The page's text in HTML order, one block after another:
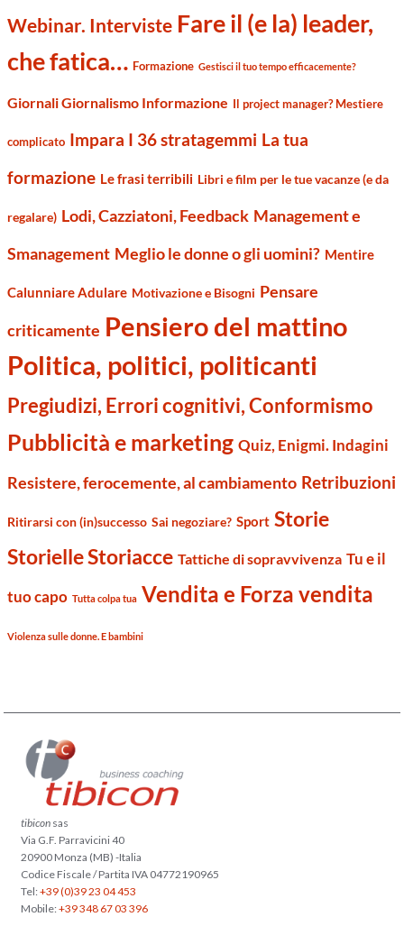
Webinar. Interviste Fare il (e la) leader,
che fatica… Formazione Gestisci il tuo tempo efficacemente?
Giornali Giornalismo Informazione Il project manager? Mestiere
complicato Impara I 36 stratagemmi La tua
formazione Le frasi terribili Libri e film per le tue vacanze (e da
regalare) Lodi, Cazziatoni, Feedback Management e
Smanagement Meglio le donne o gli uomini? Mentire
Calunniare Adulare Motivazione e Bisogni Pensare
criticamente Pensiero del mattino
Politica, politici, politicanti
Pregiudizi, Errori cognitivi, Conformismo
Pubblicità e marketing Quiz, Enigmi. Indagini
Resistere, ferocemente, al cambiamento Retribuzioni
Ritirarsi con (in)successo Sai negoziare? Sport Storie
Storielle Storiacce Tattiche di sopravvivenza Tu e il
tuo capo Tutta colpa tua Vendita e Forza vendita
Violenza sulle donne. E bambini
tibicon sas
Via G.F. Parravicini 40
20900 Monza (MB) -Italia
Codice Fiscale / Partita IVA 04772190965
Tel:+39 (0)39 23 04 453
Mobile:+39 348 67 03 396